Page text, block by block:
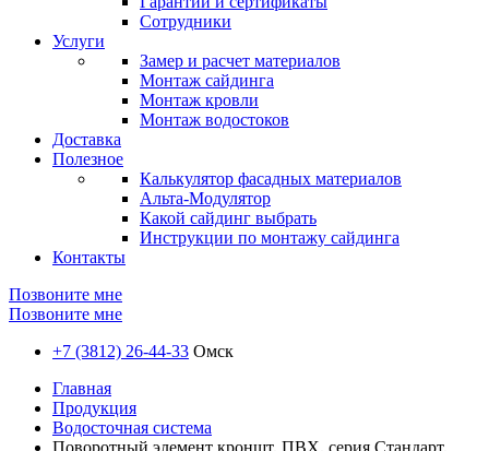
Сотрудники
Услуги
Замер и расчет материалов
Монтаж сайдинга
Монтаж кровли
Монтаж водостоков
Доставка
Полезное
Калькулятор фасадных материалов
Альта-Модулятор
Какой сайдинг выбрать
Инструкции по монтажу сайдинга
Контакты
Позвоните мне
Позвоните мне
+7 (3812) 26-44-33 Омск
Главная
Продукция
Водосточная система
Поворотный элемент кроншт, ПВХ, серия Стандарт,